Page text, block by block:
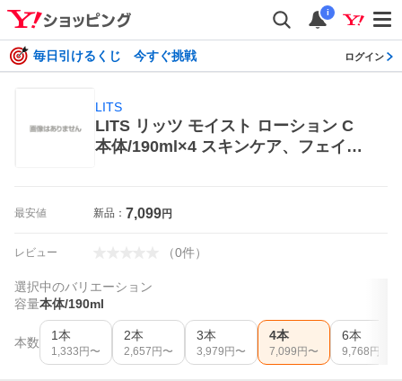
i
毎日引けるくじ 今すぐ挑戦 ログイン
LITS
LITS リッツ モイスト ローション C
本体/190ml×4 スキンケア、フェイス
最安値 新品： 7,099円
レビュー （0件）
選択中のバリエーション
容量本体/190ml
本数 1本
1,333 円〜
2本
2,657 円〜
3本
3,979 円〜
4本
7,099 円〜
6本
9,768 円〜